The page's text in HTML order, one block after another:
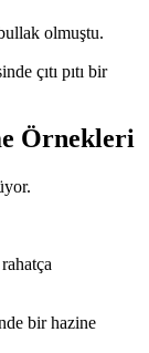
olmuştu.
çıtı pıtı bir
Örnekleri
bir hazine